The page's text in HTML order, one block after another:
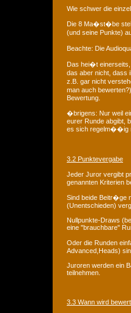
Wie schwer die
Die 8 Ma�st�be
(und seine Punkte)
Beachte: Die
Das hei�t
das aber nicht, dass
z.B. gar nicht
man auch
Bewertung.
�brigens: Nur weil
eurer Runde abgibt,
es sich regelm��ig
3.2 Punktevergabe
Jeder Juror vergibt
genannten Kriterien
Sind beide Beitr�ge
(Unentschieden)
Nullpunkte-Draws
eine "brauchbare"
Oder die Runden
Advanced,Heads)
Juroren werden ein
teilnehmen.
3.3 Wann wird